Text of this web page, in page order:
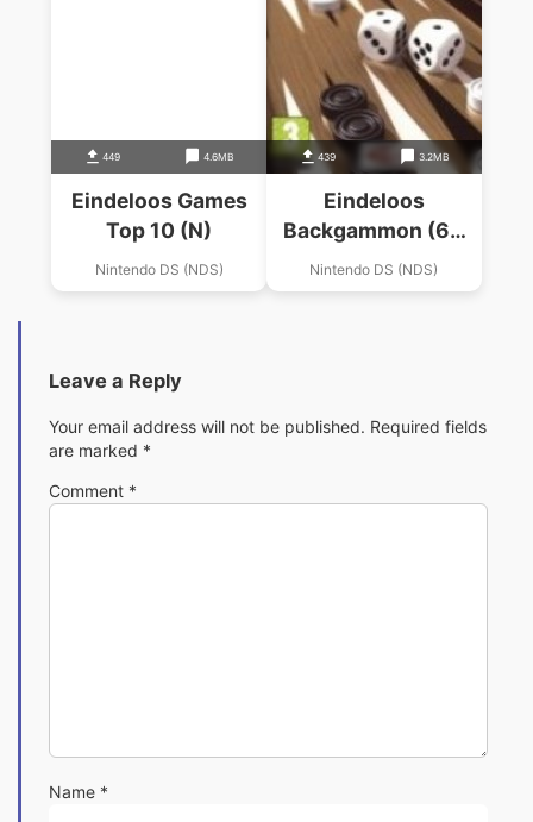
449 4.6MB
Eindeloos Games
Top 10 (N)
Nintendo DS (NDS)
439 3.2MB
Eindeloos
Backgammon (63
Mbit Trimmed) (N)
Nintendo DS (NDS)
Leave a Reply
Your email address will not be published. Required fields
are marked *
Comment *
Name *